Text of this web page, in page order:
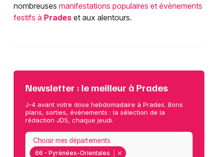
nombreuses manifestations populaires et évènements
festifs à Prades et aux alentours.
Newsletter : le meilleur à Prades
J-4 avant votre dose hebdomadaire à Prades. Bons
plans, sorties, événements : la sélection de la
rédaction JDS, chaque jeudi.
66 - Pyrénées-Orientales
Choisir mes départements